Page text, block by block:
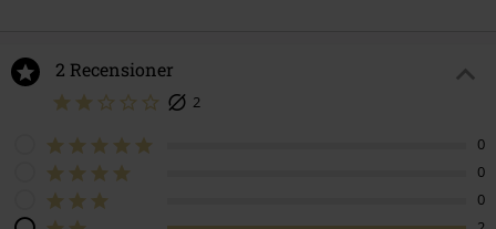
2 Recensioner
2
0
0
0